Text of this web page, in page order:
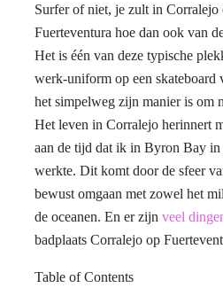
Surfer of niet, je zult in Corralejo
Fuerteventura hoe dan ook van
Het is één van deze typische
werk-uniform op een
het simpelweg zijn manier is om
Het leven in Corralejo herinnert
aan de tijd dat ik in Byron Bay
werkte. Dit komt door de sfeer
bewust omgaan met zowel het
de oceanen. En er zijn veel
badplaats Corralejo op
Table of Contents